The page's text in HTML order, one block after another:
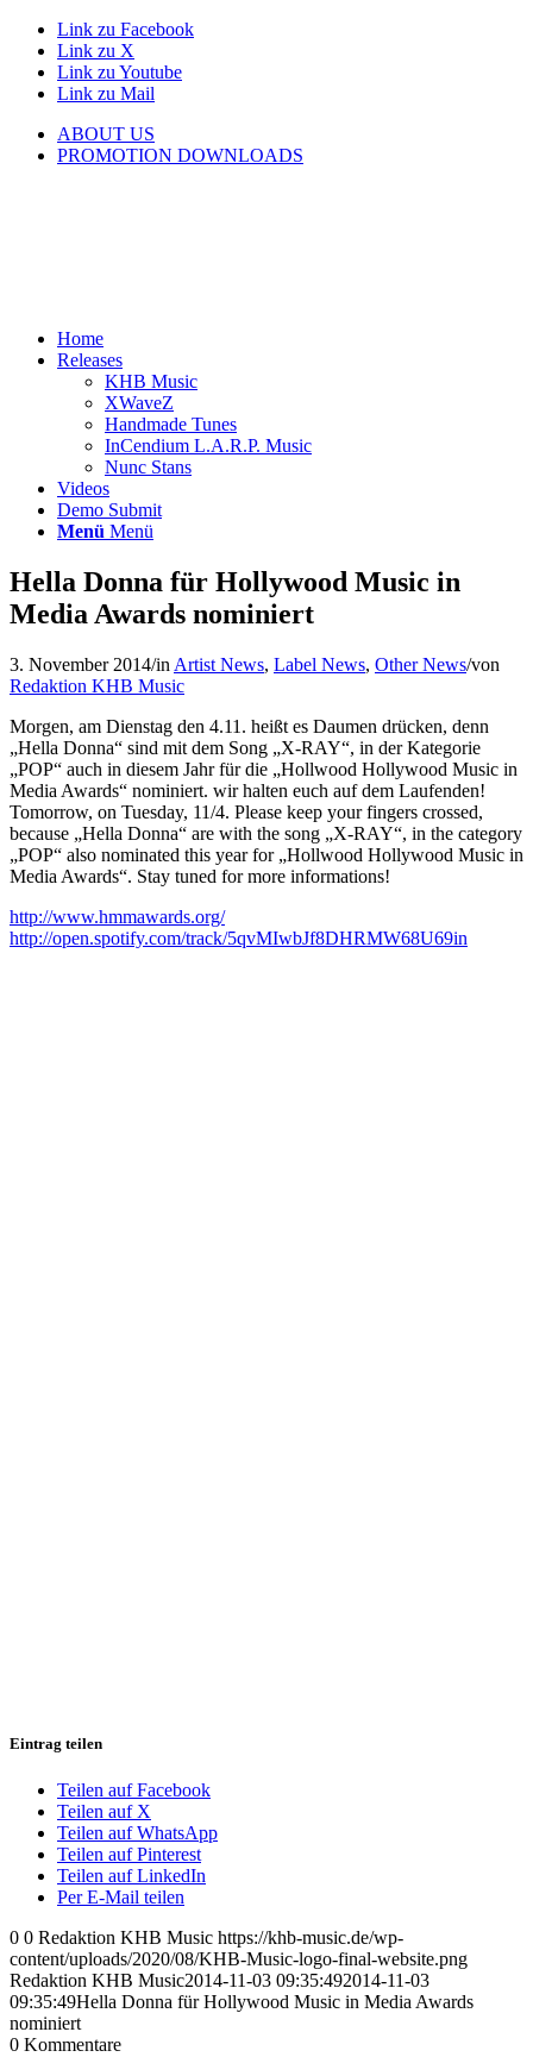
Link zu Facebook
Link zu X
Link zu Youtube
Link zu Mail
ABOUT US
PROMOTION DOWNLOADS
Home
Releases
KHB Music
XWaveZ
Handmade Tunes
InCendium L.A.R.P. Music
Nunc Stans
Videos
Demo Submit
Menü Menü
Hella Donna für Hollywood Music in
Media Awards nominiert
3. November 2014/in Artist News, Label News, Other News/von
Redaktion KHB Music
Morgen, am Dienstag den 4.11. heißt es Daumen drücken, denn
„Hella Donna“ sind mit dem Song „X-RAY“, in der Kategorie
„POP“ auch in diesem Jahr für die „Hollwood Hollywood Music in
Media Awards“ nominiert. wir halten euch auf dem Laufenden!
Tomorrow, on Tuesday, 11/4. Please keep your fingers crossed,
because „Hella Donna“ are with the song „X-RAY“, in the category
„POP“ also nominated this year for „Hollwood Hollywood Music in
Media Awards“. Stay tuned for more informations!
http://www.hmmawards.org/
http://open.spotify.com/track/5qvMIwbJf8DHRMW68U69in
Eintrag teilen
Teilen auf Facebook
Teilen auf X
Teilen auf WhatsApp
Teilen auf Pinterest
Teilen auf LinkedIn
Per E-Mail teilen
0 0 Redaktion KHB Music https://khb-music.de/wp-
content/uploads/2020/08/KHB-Music-logo-final-website.png
Redaktion KHB Music2014-11-03 09:35:492014-11-03
09:35:49Hella Donna für Hollywood Music in Media Awards
nominiert
0 Kommentare